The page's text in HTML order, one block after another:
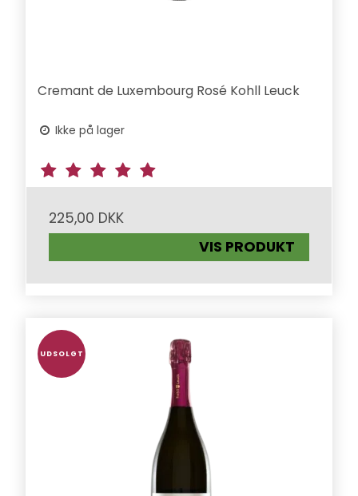
Cremant de Luxembourg Rosé Kohll Leuck
Ikke på lager
225,00 DKK
VIS PRODUKT
UDSOLGT